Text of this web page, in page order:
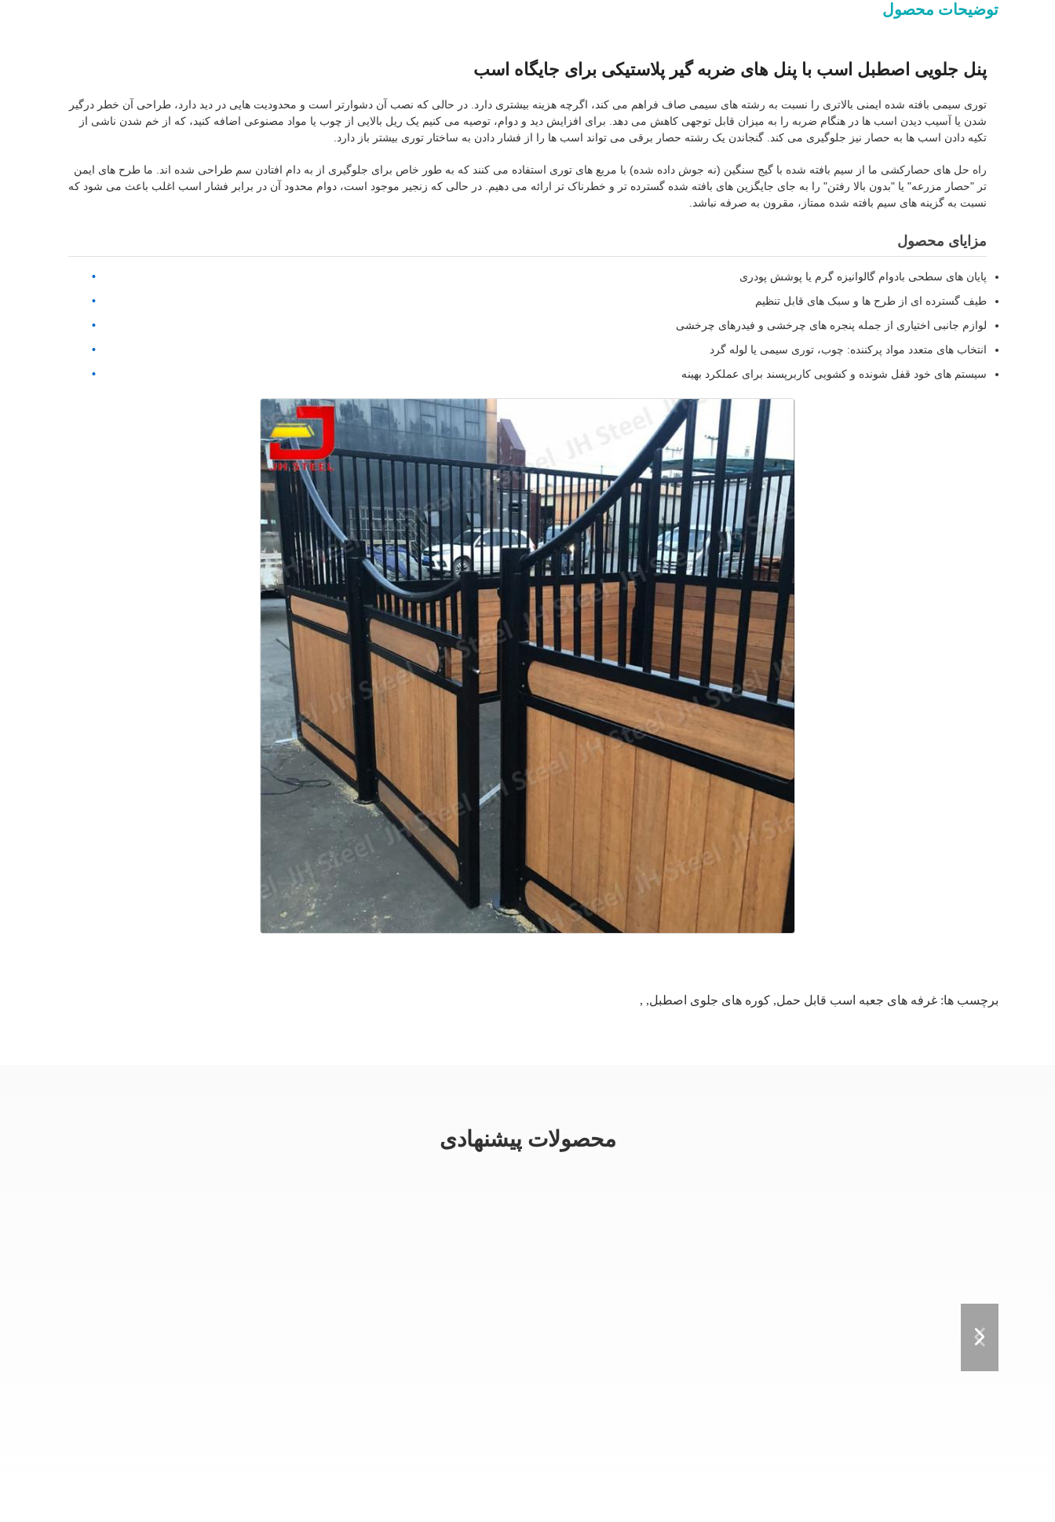
توضیحات محصول
پنل جلویی اصطبل اسب با پنل های ضربه گیر پلاستیکی برای جایگاه اسب
توری سیمی بافته شده ایمنی بالاتری را نسبت به رشته های سیمی صاف فراهم می کند، اگرچه هزینه بیشتری دارد. در حالی که نصب آن دشوارتر است و محدودیت هایی در دید دارد، طراحی آن خطر درگیر
شدن یا آسیب دیدن اسب ها در هنگام ضربه را به میزان قابل توجهی کاهش می دهد. برای افزایش دید و دوام، توصیه می کنیم یک ریل بالایی از چوب یا مواد مصنوعی اضافه کنید، که از خم شدن ناشی از
تکیه دادن اسب ها به حصار نیز جلوگیری می کند. گنجاندن یک رشته حصار برقی می تواند اسب ها را از فشار دادن به ساختار توری بیشتر باز دارد.
راه حل های حصارکشی ما از سیم بافته شده با گیج سنگین (نه جوش داده شده) با مربع های توری استفاده می کنند که به طور خاص برای جلوگیری از به دام افتادن سم طراحی شده اند. ما طرح های ایمن
تر "حصار مزرعه" یا "بدون بالا رفتن" را به جای جایگزین های بافته شده گسترده تر و خطرناک تر ارائه می دهیم. در حالی که زنجیر موجود است، دوام محدود آن در برابر فشار اسب اغلب باعث می شود که
نسبت به گزینه های سیم بافته شده ممتاز، مقرون به صرفه نباشد.
مزایای محصول
پایان های سطحی بادوام گالوانیزه گرم یا پوشش پودری
طیف گسترده ای از طرح ها و سبک های قابل تنظیم
لوازم جانبی اختیاری از جمله پنجره های چرخشی و فیدرهای چرخشی
انتخاب های متعدد مواد پرکننده: چوب، توری سیمی یا لوله گرد
سیستم های خود قفل شونده و کشویی کاربرپسند برای عملکرد بهینه
برچسب ها: غرفه های جعبه اسب قابل حمل, کوره های جلوی اصطبل,
,
محصولات پیشنهادی